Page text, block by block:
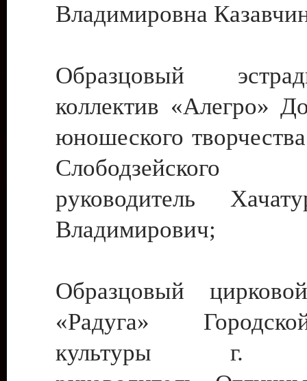
Владимировна
Образцовый
коллектив «Алегро»
юношеского
руководитель
Владимирович;
Образцовый
«Радуга»
культуры г.